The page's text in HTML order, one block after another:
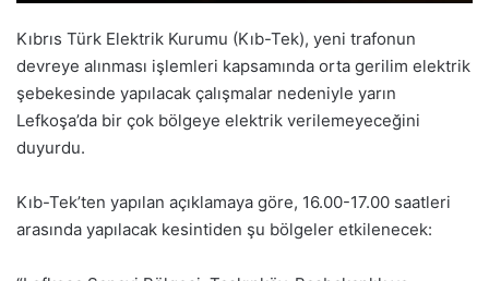
Kıbrıs Türk Elektrik Kurumu (Kıb-Tek), yeni trafonun
devreye alınması işlemleri kapsamında orta gerilim elektrik
şebekesinde yapılacak çalışmalar nedeniyle yarın
Lefkoşa’da bir çok bölgeye elektrik verilemeyeceğini
duyurdu.
Kıb-Tek’ten yapılan açıklamaya göre, 16.00-17.00 saatleri
arasında yapılacak kesintiden şu bölgeler etkilenecek: